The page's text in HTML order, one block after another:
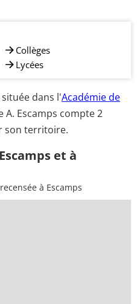
Collèges
Lycées
dans l'Académie de
A. Escamps compte 2
son territoire.
et à
à Escamps